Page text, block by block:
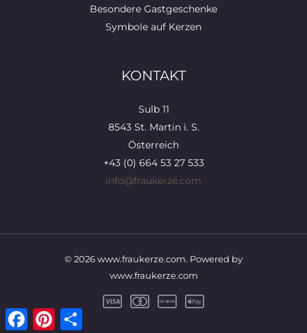
Besondere Gastgeschenke
Symbole auf Kerzen
KONTAKT
Sulb 11
8543 St. Martin i. S.
Österreich
+43 (0) 664 53 27 533
info@fraukerze.com
© 2026 www.fraukerze.com. Powered by
www.fraukerze.com
FacebookPinterest